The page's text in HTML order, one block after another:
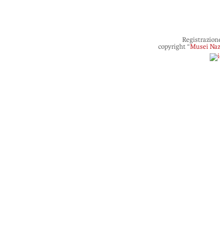
copyright “Musei